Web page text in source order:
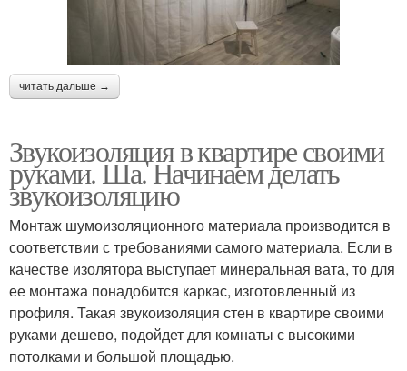
читать дальше →
Звукоизоляция в квартире своими
руками. Ша. Начинаем делать
звукоизоляцию
Монтаж шумоизоляционного материала производится в
соответствии с требованиями самого материала. Если в
качестве изолятора выступает минеральная вата, то для
ее монтажа понадобится каркас, изготовленный из
профиля. Такая звукоизоляция стен в квартире своими
руками дешево, подойдет для комнаты с высокими
потолками и большой площадью.